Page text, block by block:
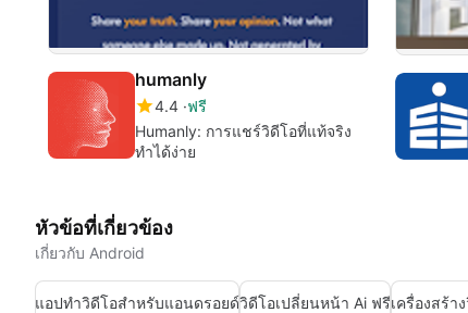
humanly
4.4 ฟรี
Humanly: การแชร์วิดีโอที่แท้จริง
ทำได้ง่าย
หัวข้อที่เกี่ยวข้อง
เกี่ยวกับ Android
แอปทำวิดีโอสำหรับแอนดรอยด์วิดีโอเปลี่ยนหน้า Ai ฟรีเครื่องสร้า